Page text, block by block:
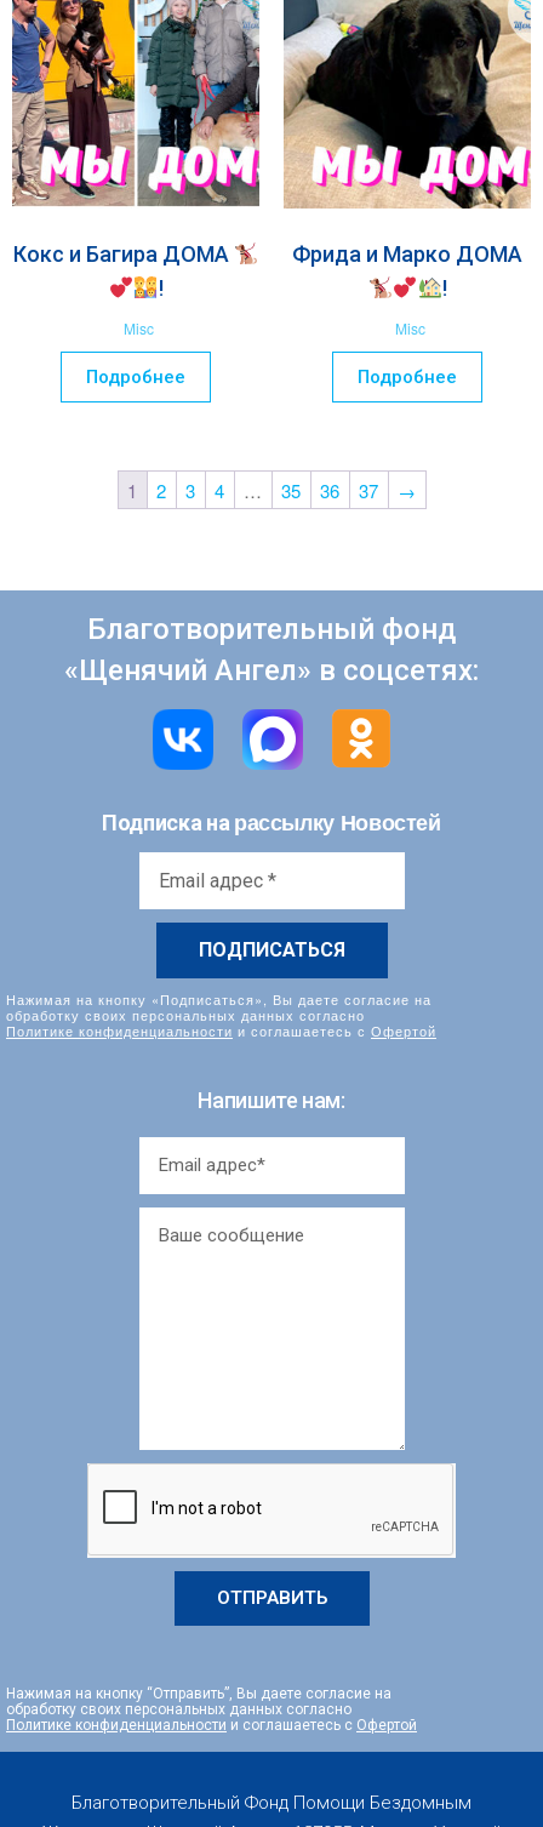
Кокс и Багира ДОМА
!
Misc
Подробнее
Фрида и Марко ДОМА
!
Misc
Подробнее
1 2 3 4 … 35 36 37 →
Благотворительный фонд
«Щенячий Ангел» в соцсетях:
Подписка на рассылку Новостей
Нажимая на кнопку «Подписаться», Вы даете согласие на
обработку своих персональных данных согласно
Политике конфиденциальности и соглашаетесь с Офертой
Напишите нам:
ОТПРАВИТЬ
Нажимая на кнопку “Отправить”, Вы даете согласие на
обработку своих персональных данных согласно
Политике конфиденциальности и соглашаетесь с Офертой
Благотворительный Фонд Помощи Бездомным